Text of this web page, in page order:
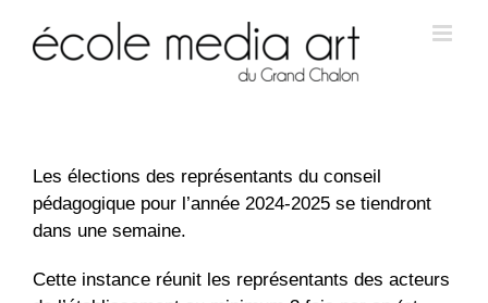
Les élections des représentants du conseil
pédagogique pour l’année 2024-2025 se tiendront
dans une semaine.
Cette instance réunit les représentants des acteurs